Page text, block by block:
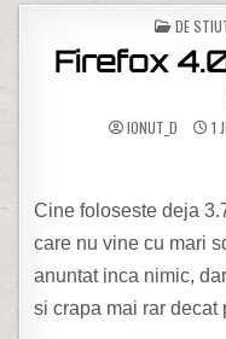
DE
Firefox
IONUT_D 1
Cine foloseste deja
care nu vine cu mari
anuntat inca nimic,
si crapa mai rar decat